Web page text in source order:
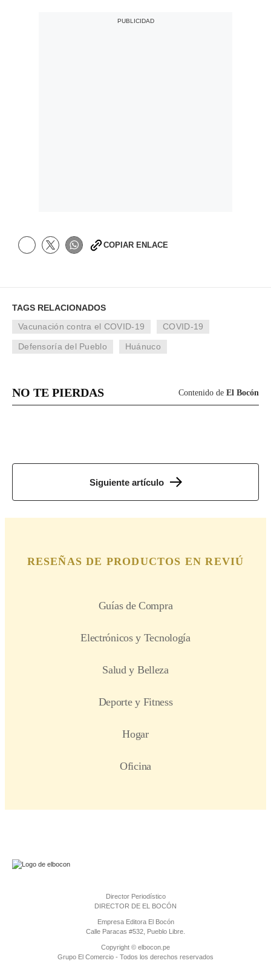
COPIAR ENLACE
TAGS RELACIONADOS
Vacunación contra el COVID-19 COVID-19
Defensoría del Pueblo Huánuco
NO TE PIERDAS Contenido de El Bocón
Siguiente artículo
Director Periodístico
DIRECTOR DE EL BOCÓN
Empresa Editora El Bocón
Calle Paracas #532, Pueblo Libre.
Copyright © elbocon.pe
Grupo El Comercio - Todos los derechos reservados